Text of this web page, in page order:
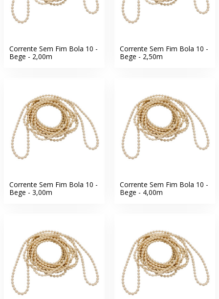
Corrente Sem Fim Bola 10 -
Bege - 2,00m
Corrente Sem Fim Bola 10 -
Bege - 2,50m
Corrente Sem Fim Bola 10 -
Bege - 3,00m
Corrente Sem Fim Bola 10 -
Bege - 4,00m